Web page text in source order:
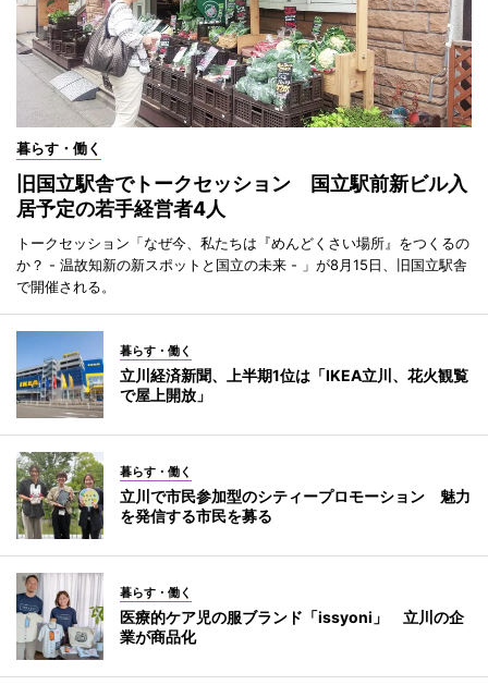
暮らす・働く
旧国立駅舎でトークセッション 国立駅前新ビル入
居予定の若手経営者4人
トークセッション「なぜ今、私たちは『めんどくさい場所』をつくるの
か？ - 温故知新の新スポットと国立の未来 - 」が8月15日、旧国立駅舎
で開催される。
暮らす・働く
立川経済新聞、上半期1位は「IKEA立川、花火観覧
で屋上開放」
暮らす・働く
立川で市民参加型のシティープロモーション 魅力
を発信する市民を募る
暮らす・働く
医療的ケア児の服ブランド「issyoni」 立川の企
業が商品化